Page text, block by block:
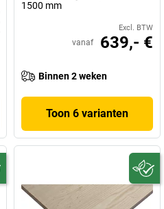
1500 mm
Excl. BTW
vanaf 639,- €
Binnen 2 weken
Toon 6 varianten